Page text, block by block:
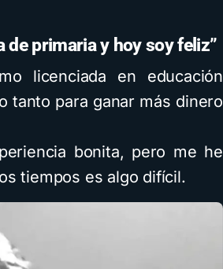
de primaria y hoy soy feliz”
licenciada en educación
tanto para ganar más dinero
bonita, pero me he
tiempos es algo difícil.